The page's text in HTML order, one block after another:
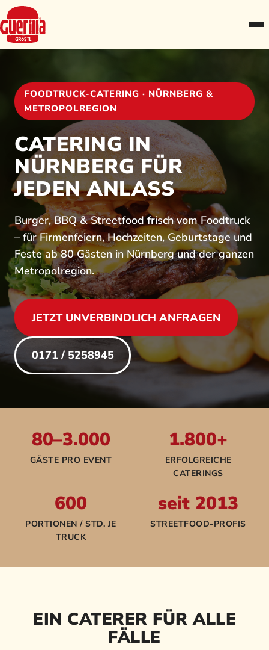
FOODTRUCK-CATERING · NÜRNBERG &
METROPOLREGION
CATERING IN
NÜRNBERG FÜR
JEDEN ANLASS
Burger, BBQ & Streetfood frisch vom Foodtruck
– für Firmenfeiern, Hochzeiten, Geburtstage und
Feste ab 80 Gästen in Nürnberg und der ganzen
Metropolregion.
JETZT UNVERBINDLICH ANFRAGEN
0171 / 5258945
80–3.000
GÄSTE PRO EVENT
1.800+
ERFOLGREICHE
CATERINGS
600
PORTIONEN / STD. JE
TRUCK
seit 2013
STREETFOOD-PROFIS
EIN CATERER FÜR ALLE
FÄLLE